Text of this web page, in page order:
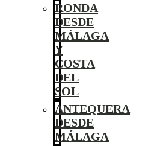
RONDA
DESDE
MÁLAGA
Y
COSTA
DEL
SOL
ANTEQUERA
DESDE
MÁLAGA